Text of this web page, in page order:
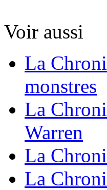
Voir aussi
La
monstres
La
Warren
La
La